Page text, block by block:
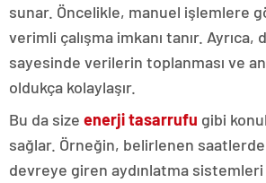
sunar. Öncelikle, manuel işlemlere
verimli çalışma imkanı tanır.
sayesinde verilerin toplanması ve
oldukça kolaylaşır.
Bu da size enerji tasarrufu gibi
sağlar. Örneğin, belirlenen
devreye giren aydınlatma